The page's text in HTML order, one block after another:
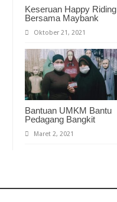
Keseruan Happy Riding
Bersama Maybank
Oktober 21, 2021
Bantuan UMKM Bantu
Pedagang Bangkit
Maret 2, 2021